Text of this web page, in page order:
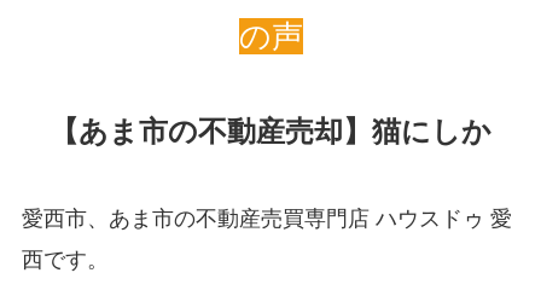
の声
【あま市の不動産売却】猫にしか
愛西市、あま市の不動産売買専門店 ハウスドゥ 愛
西です。